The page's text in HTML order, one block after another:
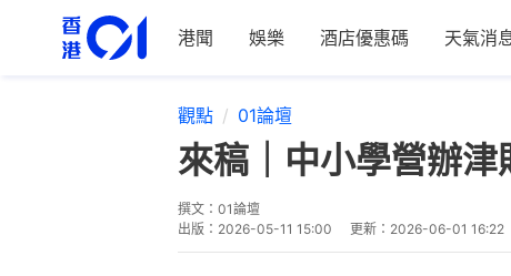
港聞 娛樂 酒店優惠碼 天氣消
觀點 01論壇
來稿｜中小學營辦
撰文： 01論壇
出版： 2026-05-11 15:00 更新： 2026-06-01 16:22